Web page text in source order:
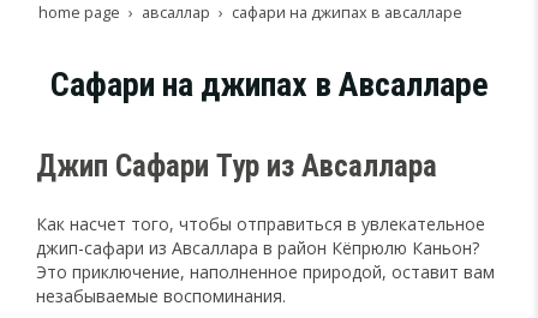
home page авсаллар сафари на джипах в авсалларе
Сафари на джипах в Авсалларе
Джип Сафари Тур из Авсаллара
Как насчет того, чтобы отправиться в увлекательное
джип-сафари из Авсаллара в район Кёпрюлю Каньон?
Это приключение, наполненное природой, оставит вам
незабываемые воспоминания.